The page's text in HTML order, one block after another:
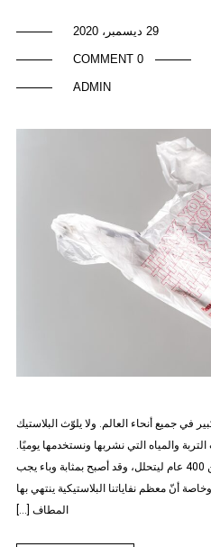
29 ديسمبر، 2020
0 COMMENT
ADMIN
في جميع أنحاء العالم. ولا يلوّث البلاستيك
والمياه التي نشربها ونستخدمها يوميًا.
وفي الواقع، يستغرق البلاستيك أكثر من 400 عام ليتحلل، وقد أصبح بمثابة وباء يجب
أنّ معظم نفاياتنا البلاستيكية ينتهي بها
المطاف […]